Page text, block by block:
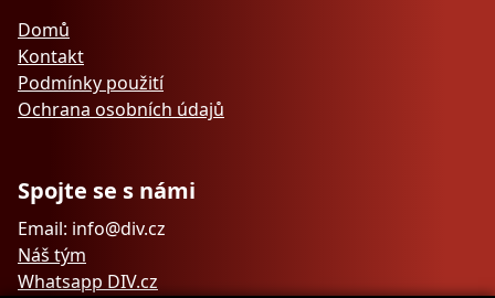
Domů
Kontakt
Podmínky použití
Ochrana osobních údajů
Spojte se s námi
Email: info@div.cz
Náš tým
Whatsapp DIV.cz